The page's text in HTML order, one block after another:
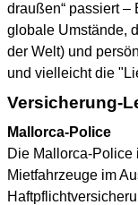
draußen“ passiert –
globale Umstände,
der Welt) und
und vielleicht die
Versicherung-
Mallorca-Police
Die Mallorca-Police
Mietfahrzeuge im